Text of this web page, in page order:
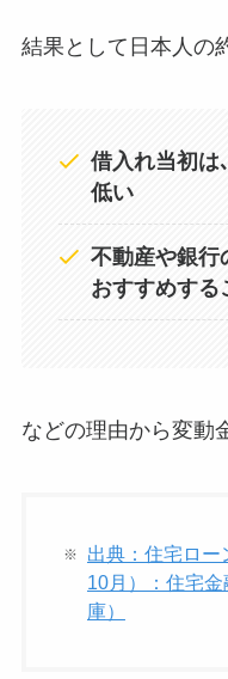
結果として日本人の
借入れ当初は
低い
不動産や銀行
おすすめする
などの理由から変動
出典：住宅ロ
10月）：住宅
庫）